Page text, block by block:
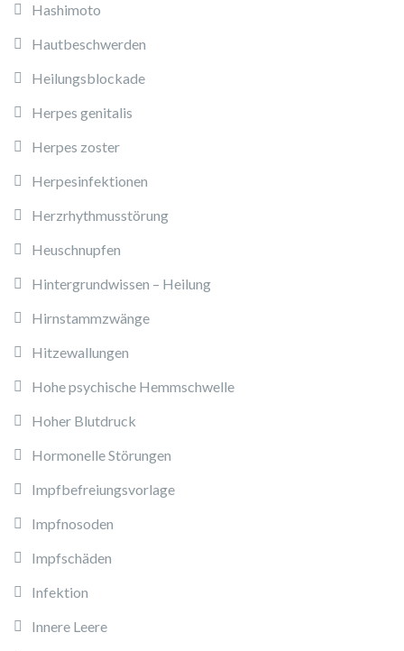
Hashimoto
Hautbeschwerden
Heilungsblockade
Herpes genitalis
Herpes zoster
Herpesinfektionen
Herzrhythmusstörung
Heuschnupfen
Hintergrundwissen – Heilung
Hirnstammzwänge
Hitzewallungen
Hohe psychische Hemmschwelle
Hoher Blutdruck
Hormonelle Störungen
Impfbefreiungsvorlage
Impfnosoden
Impfschäden
Infektion
Innere Leere